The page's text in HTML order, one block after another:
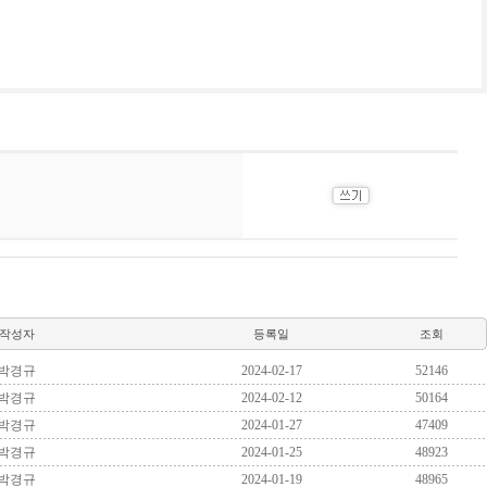
성자 등록일 조회
경규 2024-02-17
52146
경규
2024-02-12
50164
경규
2024-01-27
47409
경규
2024-01-25
48923
경규
2024-01-19 48965